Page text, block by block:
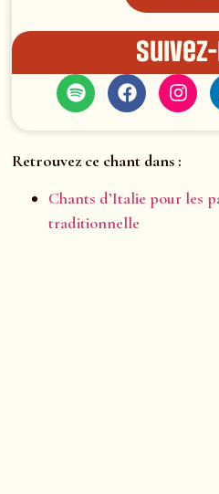
Retrouvez ce chant dans :
Chants d’Italie pour les
traditionnelle